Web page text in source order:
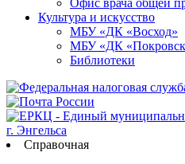
Офис врача общей
Культура и искусство
МБУ «ДК «Восход»
МБУ «ДК
Библиотеки
Справочная